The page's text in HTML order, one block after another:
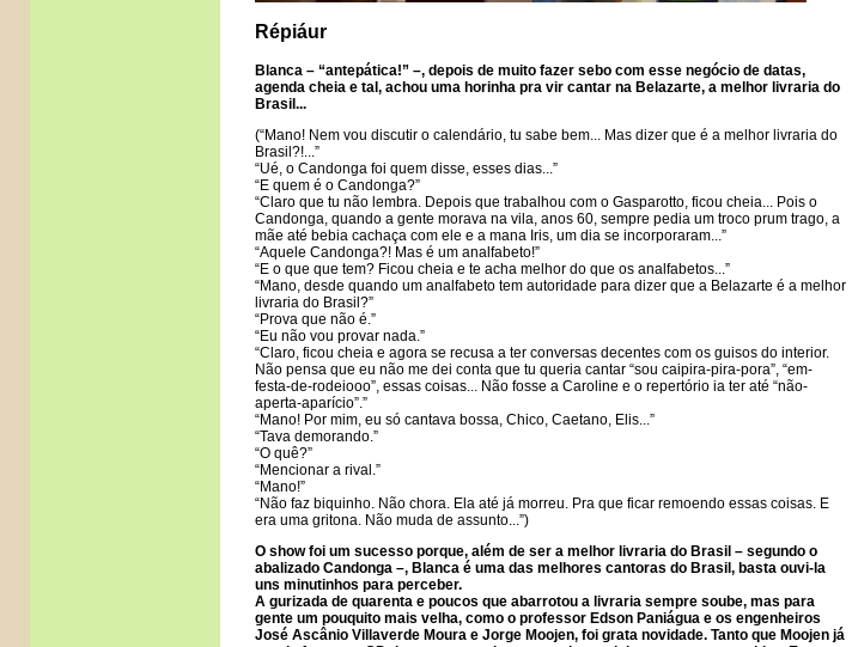
Répiáur
Blanca – “antepática!” –, depois de muito fazer sebo com esse negócio de datas,
agenda cheia e tal, achou uma horinha pra vir cantar na Belazarte, a melhor livraria do
Brasil...
(“Mano! Nem vou discutir o calendário, tu sabe bem... Mas dizer que é a melhor livraria do
Brasil?!...”
“Ué, o Candonga foi quem disse, esses dias...”
“E quem é o Candonga?”
“Claro que tu não lembra. Depois que trabalhou com o Gasparotto, ficou cheia... Pois o
Candonga, quando a gente morava na vila, anos 60, sempre pedia um troco prum trago, a
mãe até bebia cachaça com ele e a mana Iris, um dia se incorporaram...”
“Aquele Candonga?! Mas é um analfabeto!”
“E o que que tem? Ficou cheia e te acha melhor do que os analfabetos...”
“Mano, desde quando um analfabeto tem autoridade para dizer que a Belazarte é a melhor
livraria do Brasil?”
“Prova que não é.”
“Eu não vou provar nada.”
“Claro, ficou cheia e agora se recusa a ter conversas decentes com os guisos do interior.
Não pensa que eu não me dei conta que tu queria cantar “sou caipira-pira-pora”, “em-
festa-de-rodeiooo”, essas coisas... Não fosse a Caroline e o repertório ia ter até “não-
aperta-aparício”.”
“Mano! Por mim, eu só cantava bossa, Chico, Caetano, Elis...”
“Tava demorando.”
“O quê?”
“Mencionar a rival.”
“Mano!”
“Não faz biquinho. Não chora. Ela até já morreu. Pra que ficar remoendo essas coisas. E
era uma gritona. Não muda de assunto...”)
O show foi um sucesso porque, além de ser a melhor livraria do Brasil – segundo o
abalizado Candonga –, Blanca é uma das melhores cantoras do Brasil, basta ouvi-la
uns minutinhos para perceber.
A gurizada de quarenta e poucos que abarrotou a livraria sempre soube, mas para
gente um pouquito mais velha, como o professor Edson Paniágua e os engenheiros
José Ascânio Villaverde Moura e Jorge Moojen, foi grata novidade. Tanto que Moojen já